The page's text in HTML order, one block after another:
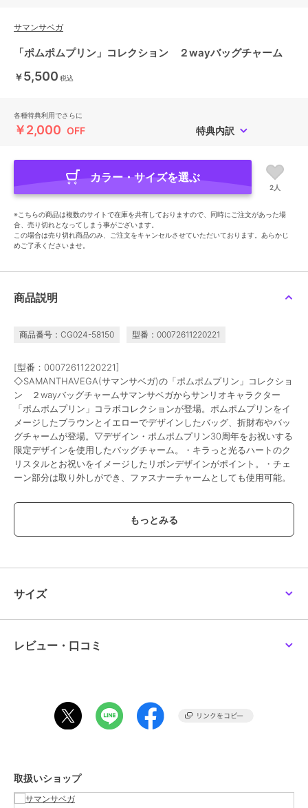
サマンサベガ
「ポムポムプリン」コレクション ２wayバッグチャーム
￥5,500 税込
各種特典利用でさらに
￥2,000 OFF 特典内訳
カラー・サイズを選ぶ
2人
※こちらの商品は複数のサイトで在庫を共有しておりますので、同時にご注文があった場
合、売り切れとなってしまう事がございます。
この場合は売り切れ商品のみ、ご注文をキャンセルさせていただいております。あらかじ
めご了承くださいませ。
商品説明
商品番号：CG024-58150 型番：00072611220221
[型番：00072611220221]
◇SAMANTHAVEGA(サマンサベガ)の「ポムポムプリン」コレクショ
ン ２wayバッグチャームサマンサベガからサンリオキャラクター
「ポムポムプリン」コラボコレクションが登場。ポムポムプリンをイ
メージしたブラウンとイエローでデザインしたバッグ、折財布やバッ
グチャームが登場。▽デザイン・ポムポムプリン30周年をお祝いする
限定デザインを使用したバッグチャーム。・キラっと光るハートのク
リスタルとお祝いをイメージしたリボンデザインがポイント。・チェ
ーン部分は取り外しができ、ファスナーチャームとしても使用可能。
サマンサベガ
商品カテゴリ
アクセサリー・ヘアアクセサリー
本体（表地1）：ポリエステル 真
鍮 亜鉛合金 エポキシ樹脂 鉄
サイズ
レビュー・口コミ
取扱いショップ